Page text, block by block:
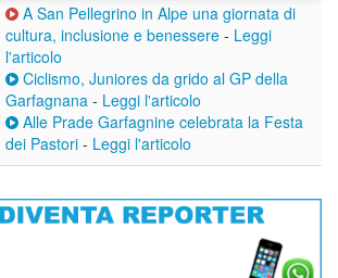
A San Pellegrino in Alpe una giornata di
cultura, inclusione e benessere - Leggi
l'articolo
Ciclismo, Juniores da grido al GP della
Garfagnana - Leggi l'articolo
Alle Prade Garfagnine celebrata la Festa
dei Pastori - Leggi l'articolo